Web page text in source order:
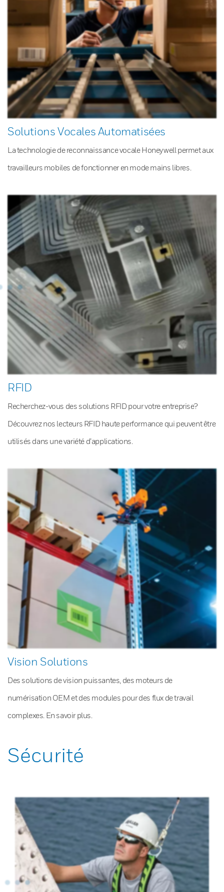
Solutions Vocales Automatisées
La technologie de reconnaissance vocale Honeywell permet aux
travailleurs mobiles de fonctionner en mode mains libres.
RFID
Recherchez-vous des solutions RFID pour votre entreprise?
Découvrez nos lecteurs RFID haute performance qui peuvent être
utilisés dans une variété d’applications.
Vision Solutions
Des solutions de vision puissantes, des moteurs de
numérisation OEM et des modules pour des flux de travail
complexes. En savoir plus.
Sécurité